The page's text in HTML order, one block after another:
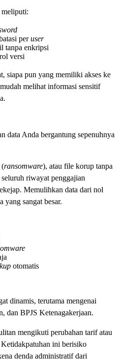
peruser
tanpa enkripsi
versi
siapa pun yang memiliki akses ke
melihat informasi sensitif
data Anda bergantung sepenuhnya
(ransomware), atau file korup tanpa
riwayat penggajian
Memulihkan data dari nol
yang sangat besar.
otomatis
dinamis, terutama mengenai
dan BPJS Ketenagakerjaan.
mengikuti perubahan tarif atau
Ketidakpatuhan ini berisiko
denda administratif dari